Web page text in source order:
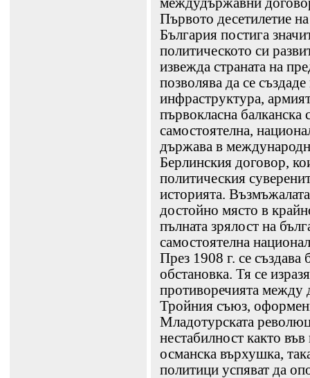
Първото десетилетие
България постига
политическото си
извежда страната на
позволява да се
инфраструктура,
първокласна балканска
самостоятелна,
държава в
Берлинския договор,
политическия
историята.
достойно място в
пълната зрялост на
самостоятелна
През 1908 г. се създава
обстановка. Тя се
противоречията между
Тройния съюз,
Младотурската
нестабилност както
османска върхушка,
политици успяват да